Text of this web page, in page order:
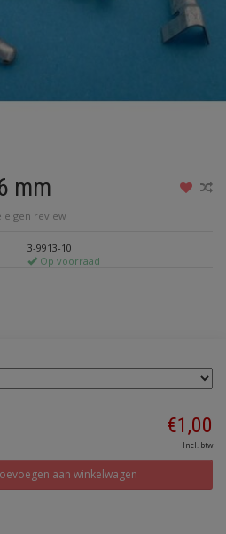
mm
eigen review
3-9913-10
Op voorraad
€1,00
Incl. btw
aan winkelwagen